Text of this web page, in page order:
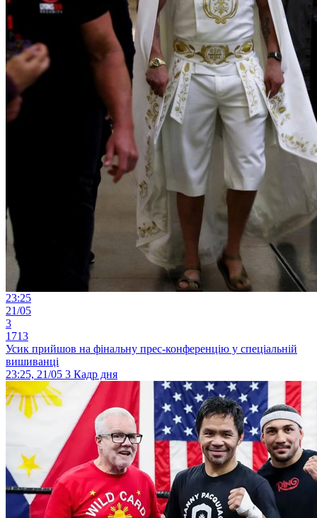
23:25
21/05
3
1713
Усик прийшов на фінальну прес-конференцію у спеціальній
вишиванці
23:25, 21/05 3 Кадр дня